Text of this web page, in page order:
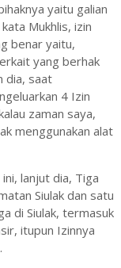
yaitu galian
Mukhlis, izin
benar yaitu,
yang berhak
dia, saat
4 Izin
zaman saya,
menggunakan alat
lanjut dia, Tiga
Siulak dan satu
di Siulak, termasuk
itupun Izinnya